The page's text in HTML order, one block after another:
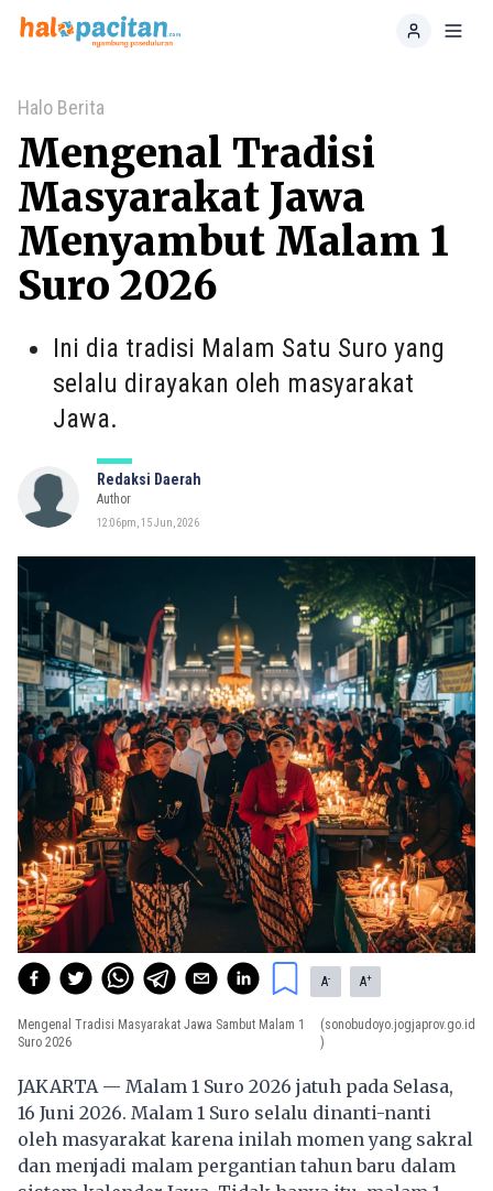
Home
Halo Berita
Mengenal Tradisi
Masyarakat Jawa
Menyambut Malam 1
Suro 2026
Ini dia tradisi Malam Satu Suro yang
selalu dirayakan oleh masyarakat
Jawa.
Redaksi Daerah
Author
12:06pm, 15 Jun, 2026
A- A+
Mengenal Tradisi Masyarakat Jawa Sambut Malam 1
Suro 2026
(sonobudoyo.jogjaprov.go.id
)
JAKARTA — Malam 1 Suro 2026 jatuh pada Selasa,
16 Juni 2026. Malam 1 Suro selalu dinanti-nanti
oleh masyarakat karena inilah momen yang sakral
dan menjadi malam pergantian tahun baru dalam